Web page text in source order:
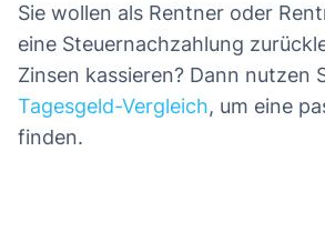
Sie wollen als Rentner oder
eine Steuernachzahlung
Zinsen kassieren? Dann nutzen
Tagesgeld-Vergleich, um eine
finden.